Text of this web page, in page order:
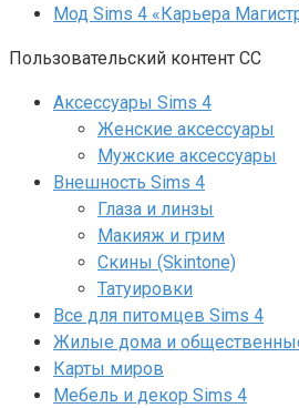
Мод Sims 4 «Карьера
Пользовательский контент СС
Аксессуары Sims 4
Женские аксессуары
Мужские аксессуары
Внешность Sims 4
Глаза и линзы
Макияж и грим
Скины (Skintone)
Татуировки
Все для питомцев Sims 4
Жилые дома и
Карты миров
Мебель и декор Sims 4